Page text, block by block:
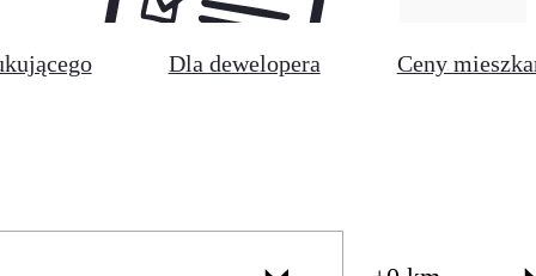
Dla dewelopera Ceny